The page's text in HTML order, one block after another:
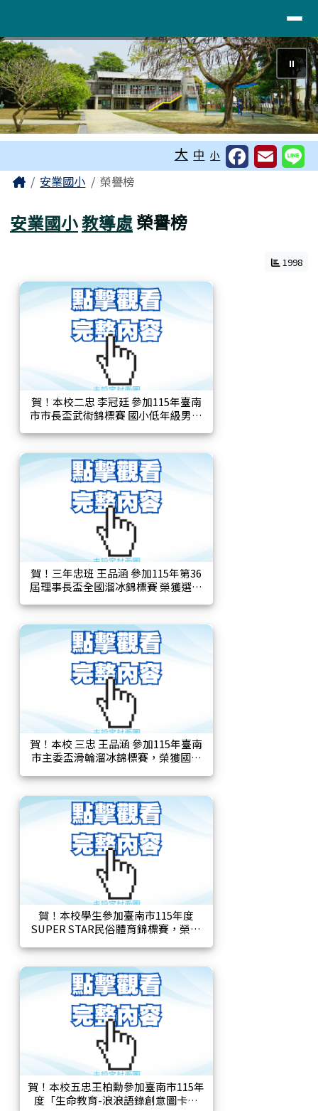
~活力柚香！臺南市麻豆區安業國民
⏸
大 中 小
主內容區域
Home安業國小 榮譽榜
安業國小教導處榮譽榜
1998
賀！本校二忠 李冠廷 參加115年臺南
市市長盃武術錦標賽 國小低年級男子
賀！三年忠班 王品涵 參加115年第36
屆理事長盃全國溜冰錦標賽 榮獲選手
形、前溜雙足S形 第一名！
賀！本校 三忠 王品涵 參加115年臺南
市主委盃滑輪溜冰錦標賽，榮獲國小
名、前溜雙足S形第四名！
賀！本校學生參加臺南市115年度
SUPER STAR民俗體育錦標賽，榮獲
賀！本校五忠王柏勳參加臺南市115年
度「生命教育-浪浪語錄創意圖卡比
頁尾區域